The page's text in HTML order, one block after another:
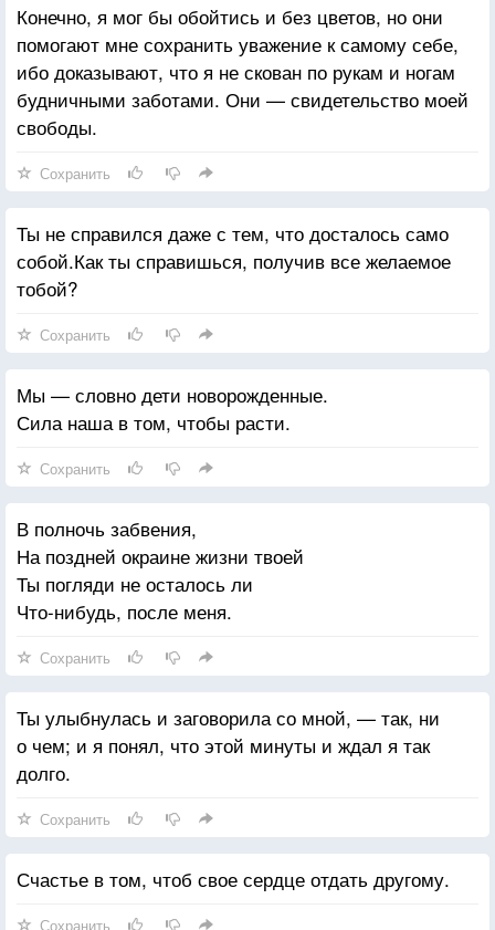
Конечно, я мог бы обойтись и без цветов, но они
помогают мне сохранить уважение к самому себе,
ибо доказывают, что я не скован по рукам и ногам
будничными заботами. Они — свидетельство моей
свободы.
Сохранить
Ты не справился даже с тем, что досталось само
собой.Как ты справишься, получив все желаемое
тобой?
Сохранить
Мы — словно дети новорожденные.
Сила наша в том, чтобы расти.
Сохранить
В полночь забвения,
На поздней окраине жизни твоей
Ты погляди не осталось ли
Что-нибудь, после меня.
Сохранить
Ты улыбнулась и заговорила со мной, — так, ни
о чем; и я понял, что этой минуты и ждал я так
долго.
Сохранить
Счастье в том, чтоб свое сердце отдать другому.
Сохранить